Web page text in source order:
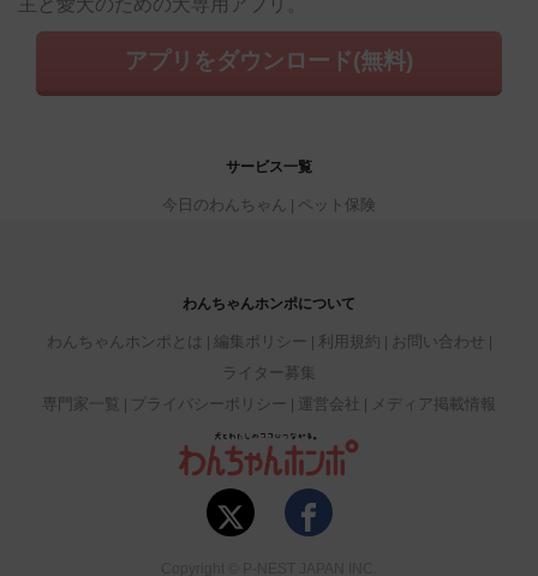
主と愛犬のための犬専用アプリ。
アプリをダウンロード(無料)
サービス一覧
今日のわんちゃん ペット保険
わんちゃんホンポについて
わんちゃんホンポとは 編集ポリシー 利用規約
お問い合わせ
ライター募集
専門家一覧
プライバシーポリシー 運営会社 メディア掲載情報